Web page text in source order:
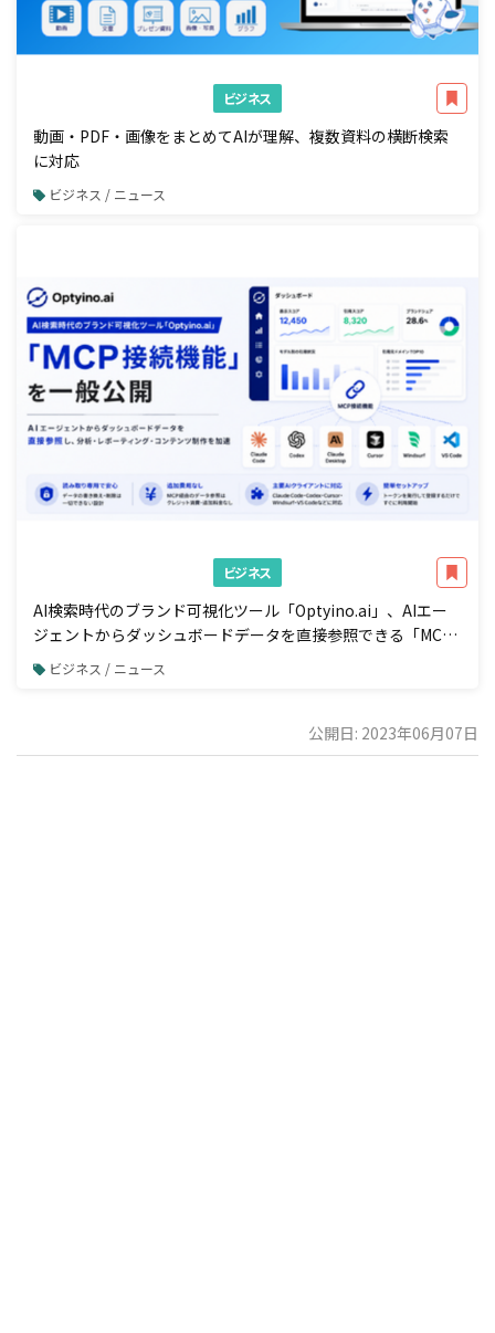
ビジネス
動画・PDF・画像をまとめてAIが理解、複数資料の横断検索
に対応
ビジネス / ニュース
ビジネス
AI検索時代のブランド可視化ツール「Optyino.ai」、AIエー
ジェントからダッシュボードデータを直接参照できる「MCP
接続」機能を一般公開
ビジネス / ニュース
公開日: 2023年06月07日